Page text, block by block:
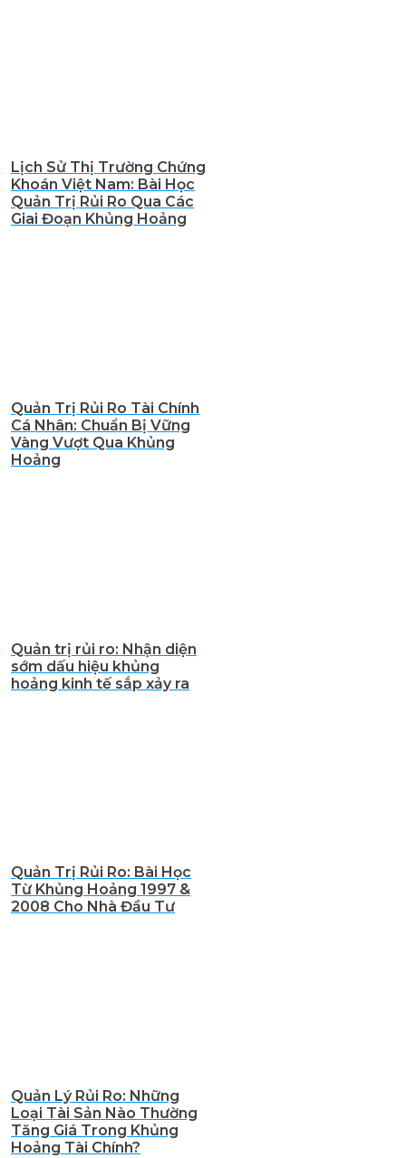
Lịch Sử Thị Trường Chứng
Khoán Việt Nam: Bài Học
Quản Trị Rủi Ro Qua Các
Giai Đoạn Khủng Hoảng
Quản Trị Rủi Ro Tài Chính
Cá Nhân: Chuẩn Bị Vững
Vàng Vượt Qua Khủng
Hoảng
Quản trị rủi ro: Nhận diện
sớm dấu hiệu khủng
hoảng kinh tế sắp xảy ra
Quản Trị Rủi Ro: Bài Học
Từ Khủng Hoảng 1997 &
2008 Cho Nhà Đầu Tư
Quản Lý Rủi Ro: Những
Loại Tài Sản Nào Thường
Tăng Giá Trong Khủng
Hoảng Tài Chính?